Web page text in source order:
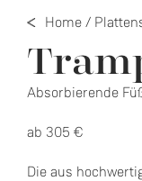
Home/
Absorbierende
ab 305 €
Die aus